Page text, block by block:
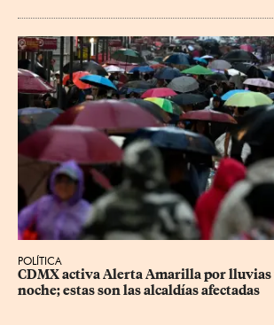
POLÍTICA
CDMX activa Alerta Amarilla por lluvias
noche; estas son las alcaldías afectadas